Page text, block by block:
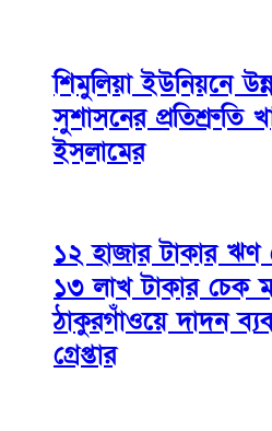
শিমুলিয়া ইউনিয়নে
সুশাসনের প্রতিশ্রুতি
ইসলামের
১২ হাজার টাকার ঋণ
১৩ লাখ টাকার চেক
ঠাকুরগাঁওয়ে দাদন
গ্রেপ্তার